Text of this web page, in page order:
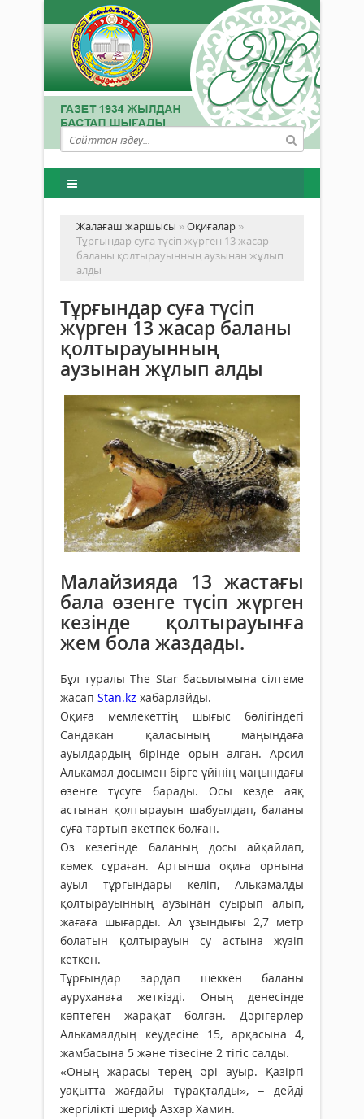
Жалағаш жаршысы »Оқиғалар »
Тұрғындар суға түсіп жүрген 13 жасар
баланы қолтырауынның аузынан жұлып
алды
Тұрғындар суға түсіп
жүрген 13 жасар баланы
қолтырауынның
аузынан жұлып алды
Малайзияда 13 жастағы
бала өзенге түсіп жүрген
кезінде қолтырауынға
жем бола жаздады.
Бұл туралы The Star басылымына сілтеме
жасап Stan.kz хабарлайды.
Оқиға мемлекеттің шығыс бөлігіндегі
Сандакан қаласының маңындаға
ауылдардың бірінде орын алған. Арсил
Алькамал досымен бірге үйінің маңындағы
өзенге түсуге барады. Осы кезде аяқ
астынан қолтырауын шабуылдап, баланы
суға тартып әкетпек болған.
Өз кезегінде баланың досы айқайлап,
көмек сұраған. Артынша оқиға орнына
ауыл тұрғындары келіп, Алькамалды
қолтырауынның аузынан суырып алып,
жағаға шығарды. Ал ұзындығы 2,7 метр
болатын қолтырауын су астына жүзіп
кеткен.
Тұрғындар зардап шеккен баланы
ауруханаға жеткізді. Оның денесінде
көптеген жарақат болған. Дәрігерлер
Алькамалдың кеудесіне 15, арқасына 4,
жамбасына 5 және тізесіне 2 тігіс салды.
«Оның жарасы терең әрі ауыр. Қазіргі
уақытта жағдайы тұрақталды», – дейді
жергілікті шериф Азхар Хамин.